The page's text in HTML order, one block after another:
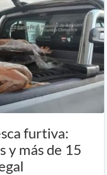
furtiva:
y más de 15